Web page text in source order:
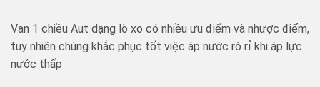
Van 1 chiều Aut dạng lò xo có nhiều ưu điểm và nhược điểm,
tuy nhiên chúng khắc phục tốt việc áp nước rò rỉ khi áp lực
nước thấp